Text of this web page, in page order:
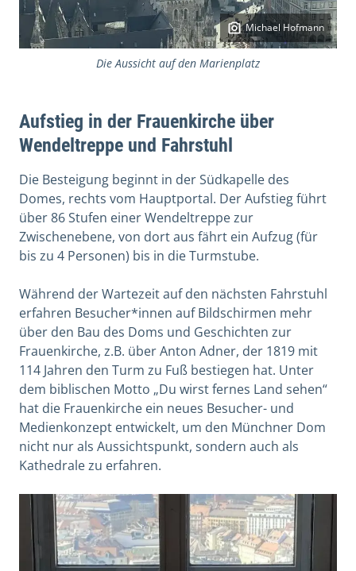
Michael Hofmann
Die Aussicht auf den Marienplatz
Aufstieg in der Frauenkirche über
Wendeltreppe und Fahrstuhl
Die Besteigung beginnt in der Südkapelle des
Domes, rechts vom Hauptportal. Der Aufstieg führt
über 86 Stufen einer Wendeltreppe zur
Zwischenebene, von dort aus fährt ein Aufzug (für
bis zu 4 Personen) bis in die Turmstube.
Während der Wartezeit auf den nächsten Fahrstuhl
erfahren Besucher*innen auf Bildschirmen mehr
über den Bau des Doms und Geschichten zur
Frauenkirche, z.B. über Anton Adner, der 1819 mit
114 Jahren den Turm zu Fuß bestiegen hat. Unter
dem biblischen Motto „Du wirst fernes Land sehen“
hat die Frauenkirche ein neues Besucher- und
Medienkonzept entwickelt, um den Münchner Dom
nicht nur als Aussichtspunkt, sondern auch als
Kathedrale zu erfahren.